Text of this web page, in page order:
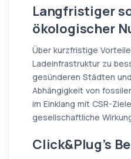
Langfristiger
ökologischer
Über kurzfristige
Ladeinfrastruktur zu
gesünderen Städten
Abhängigkeit von
im Einklang mit CSR-
gesellschaftliche
Click&Plug’s